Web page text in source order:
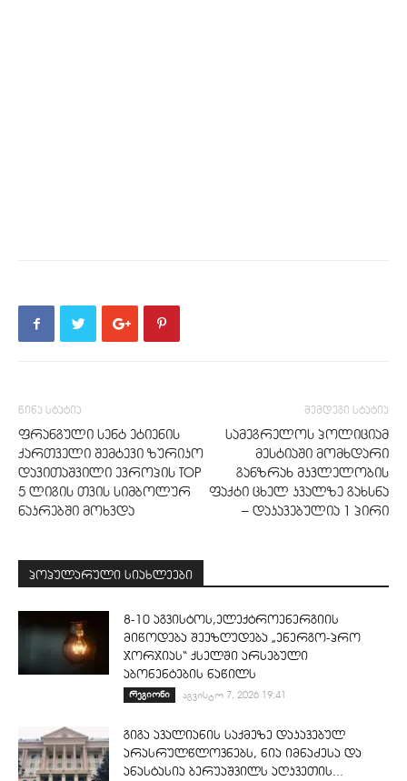
წინა სტატია
ფრანგული სენტ ეტიენის
ქართველი შემტევი ზურიკო
დავითაშვილი ევროპის TOP
5 ლიგის თვის სიმბოლურ
ნაკრებში მოხვდა
შემდეგი სტატია
სამეგრელოს პოლიციამ
მესტიაში მომხდარი
განზრახ მკვლელობის
ფაქტი ცხელ კვალზე გახსნა
– დაკავებულია 1 პირი
პოპულარული სიახლეები
8-10 აგვისტოს,ელექტროენერგიის
მიწოდება შეეზღუდება „ენერგო-პრო
ჯორჯიას“ ქსელში არსებული
აბონენტების ნაწილს
რეგიონი აგვისტო 7, 2026 19:41
გიგა ავალიანის საქმეზე დაკავებულ
არასრულწლოვნებს, ნია იმნაძესა და
ანასტასია ბერუაშვილს აღკვეთის...